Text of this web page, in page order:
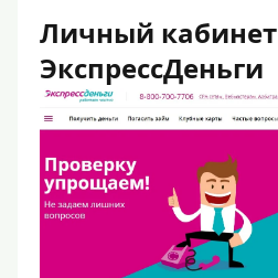
Личный кабинет
ЭкспрессДеньги